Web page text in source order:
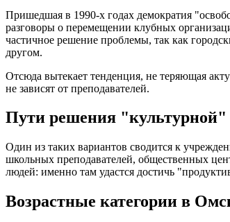
Пришедшая в 1990-х годах демократия
разговоры о перемещении клубных
частичное решение проблемы, так как
другом.
Отсюда вытекает тенденция, не теряющая
не зависят от преподавателей.
Пути решения
Один из таких вариантов сводится к
школьных преподавателей, общественных
людей: именно там удастся достичь
Возрастные категории в